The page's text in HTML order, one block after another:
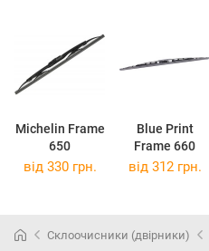
Michelin Frame
650
Blue Print
Frame 660
від 330 грн. від 312 грн.
Склоочисники (двірники)